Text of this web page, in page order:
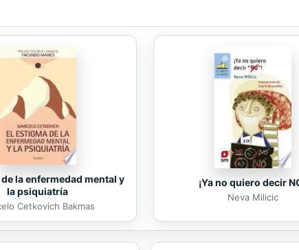
la enfermedad mental y
la psiquiatría
Cetkovich Bakmas
¡Ya no quiero decir
Neva Milicic